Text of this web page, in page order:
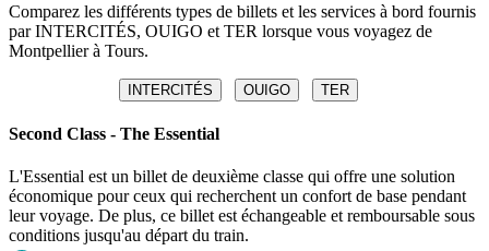
Comparez les différents types de billets et les services à bord fournis
par INTERCITÉS, OUIGO et TER lorsque vous voyagez de
Montpellier à Tours.
INTERCITÉS OUIGO TER
Second Class - The Essential
L'Essential est un billet de deuxième classe qui offre une solution
économique pour ceux qui recherchent un confort de base pendant
leur voyage. De plus, ce billet est échangeable et remboursable sous
conditions jusqu'au départ du train.